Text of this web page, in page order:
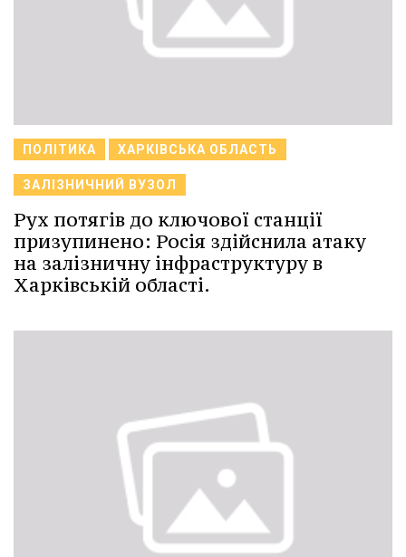
ПОЛІТИКА ХАРКІВСЬКА ОБЛАСТЬ
ЗАЛІЗНИЧНИЙ ВУЗОЛ
Рух потягів до ключової станції
призупинено: Росія здійснила атаку
на залізничну інфраструктуру в
Харківській області.